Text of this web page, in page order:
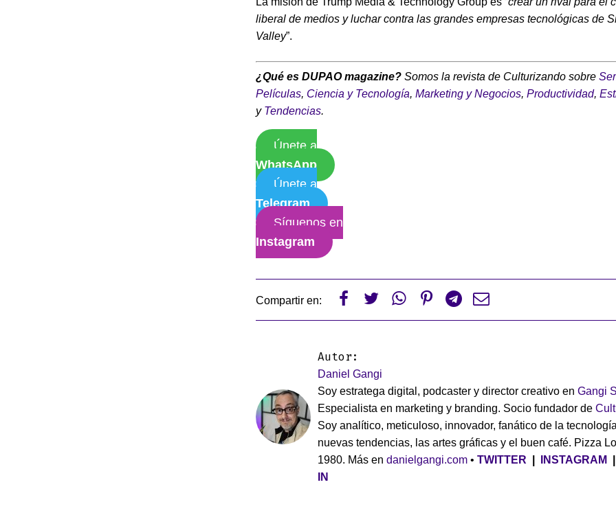
liberal de medios y luchar contra las grandes empresas tecnológicas de
Valley”.
¿Qué es DUPAO magazine? Somos la revista de Culturizando sobre
Películas, Ciencia y Tecnología, Marketing y Negocios, Productividad,
y Tendencias.
Únete a
WhatsApp
Únete a
Telegram
Síguenos en
Instagram
Compartir en:      
Autor:
Daniel Gangi
Soy estratega digital, podcaster y director creativo en Gangi
Especialista en marketing y branding. Socio fundador de
Soy analítico, meticuloso, innovador, fanático de la
nuevas tendencias, las artes gráficas y el buen café. Pizza
1980. Más en danielgangi.com • TWITTER INSTAGRAM
IN